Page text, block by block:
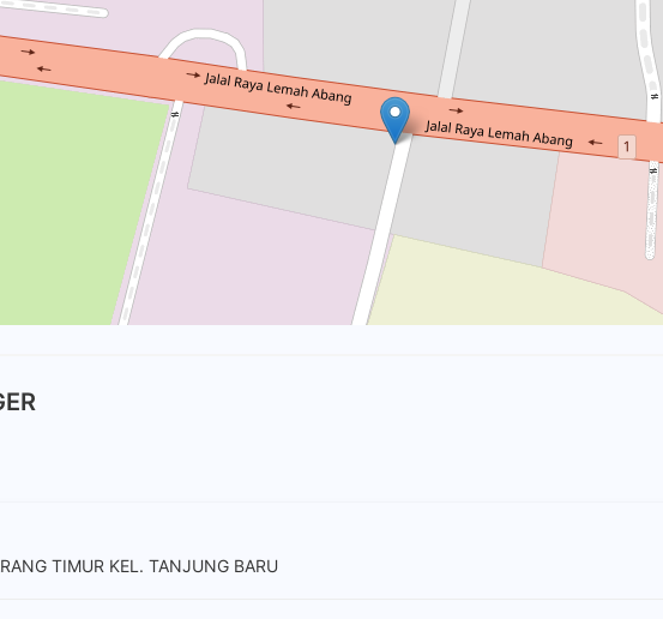
TIMUR KEL. TANJUNG BARU